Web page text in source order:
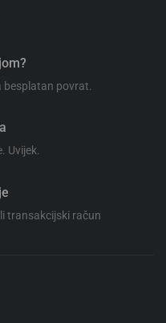
besplatan povrat.
Uvijek.
transakcijski račun